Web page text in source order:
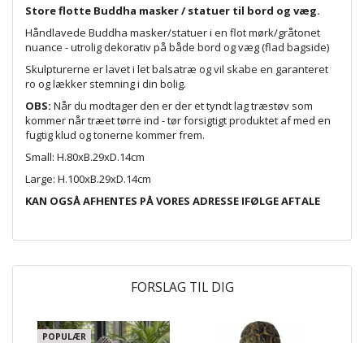
Store flotte Buddha masker / statuer til bord og væg.
Håndlavede Buddha masker/statuer i en flot mørk/gråtonet
nuance - utrolig dekorativ på både bord og væg (flad bagside)
Skulpturerne er lavet i let balsatræ og vil skabe en garanteret
ro og lækker stemning i din bolig.
OBS: Når du modtager den er der et tyndt lag træstøv som
kommer når træet tørre ind - tør forsigtigt produktet af med en
fugtig klud og tonerne kommer frem.
Small: H.80xB.29xD.14cm
Large: H.100xB.29xD.14cm
KAN OGSÅ AFHENTES PÅ VORES ADRESSE IFØLGE AFTALE
FORSLAG TIL DIG
POPULÆR